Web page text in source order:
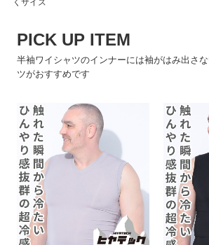
くサイズ
PICK UP ITEM
半袖ワイシャツのインナーには袖がはみ出さ
ツがおすすめです